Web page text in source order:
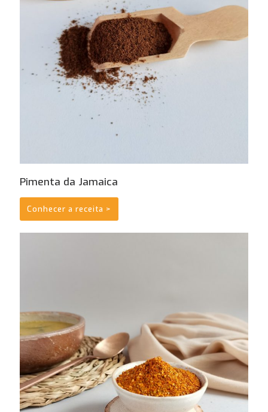
Pimenta da Jamaica
Conhecer a receita >